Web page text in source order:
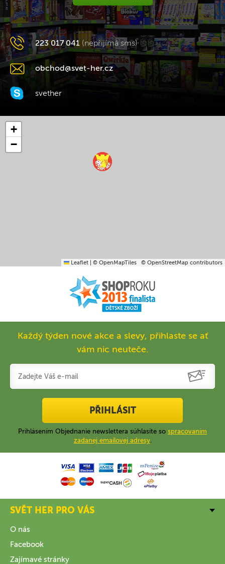
223 017 041 (nepřijímá sms)
obchod@svet-her.cz
svether
+
−
Leaflet © OpenMapTiles © OpenStreetMap contributors
Každý týden nové akce a slevy, přihlaste se ať
vám nic neuteče.
PŘIHLÁSIT
Prihlásením Objednanie newslettera súhlasíte so spracovaním
zadanej emailovej adresy.
SVĚT HER PRO VÁS
O nás
Facebook
Zajímavé stránky